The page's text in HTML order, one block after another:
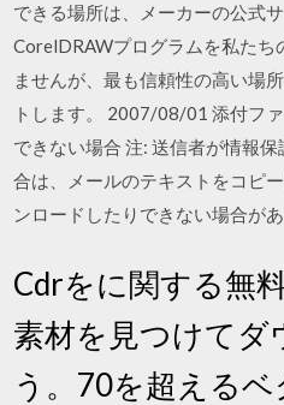
できる場所は、メーカーの公式
CorelDRAWプログラムを私たち
ませんが、最も信頼性の高い場
トします。 2007/08/01 添付フ
できない場合 注: 送信者が情報
合は、メールのテキストをコピ
ンロードしたりできない場合があ
Cdrをに関する無
素材を見つけてダ
う。70を超える